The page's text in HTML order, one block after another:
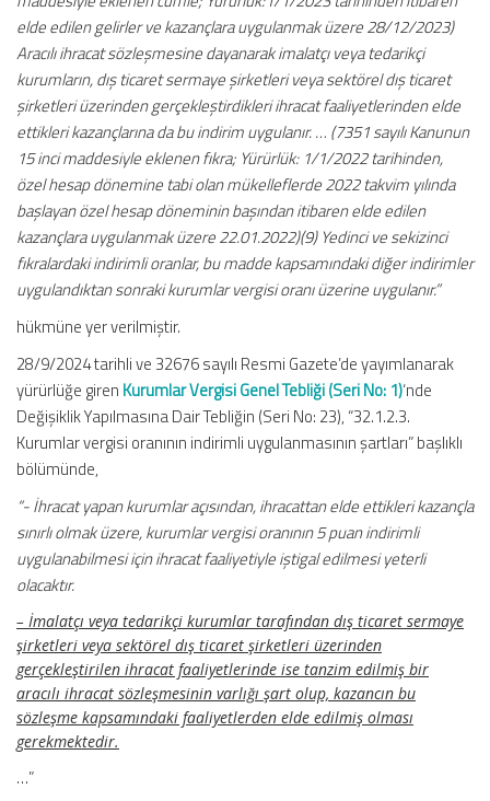
elde edilen gelirler ve kazançlara uygulanmak üzere 28/12/2023)
Aracılı ihracat sözleşmesine dayanarak imalatçı veya tedarikçi
kurumların, dış ticaret sermaye şirketleri veya sektörel dış ticaret
şirketleri üzerinden gerçekleştirdikleri ihracat faaliyetlerinden elde
ettikleri kazançlarına da bu indirim uygulanır. … (7351 sayılı Kanunun
15 inci maddesiyle eklenen fıkra; Yürürlük: 1/1/2022 tarihinden,
özel hesap dönemine tabi olan mükelleflerde 2022 takvim yılında
başlayan özel hesap döneminin başından itibaren elde edilen
kazançlara uygulanmak üzere 22.01.2022)(9) Yedinci ve sekizinci
fıkralardaki indirimli oranlar, bu madde kapsamındaki diğer indirimler
uygulandıktan sonraki kurumlar vergisi oranı üzerine uygulanır.”
hükmüne yer verilmiştir.
28/9/2024 tarihli ve 32676 sayılı Resmi Gazete’de yayımlanarak
yürürlüğe giren Kurumlar Vergisi Genel Tebliği (Seri No: 1)‘nde
Değişiklik Yapılmasına Dair Tebliğin (Seri No: 23), “32.1.2.3.
Kurumlar vergisi oranının indirimli uygulanmasının şartları” başlıklı
bölümünde,
“- İhracat yapan kurumlar açısından, ihracattan elde ettikleri kazançla
sınırlı olmak üzere, kurumlar vergisi oranının 5 puan indirimli
uygulanabilmesi için ihracat faaliyetiyle iştigal edilmesi yeterli
olacaktır.
– İmalatçı veya tedarikçi kurumlar tarafından dış ticaret sermaye
şirketleri veya sektörel dış ticaret şirketleri üzerinden
gerçekleştirilen ihracat faaliyetlerinde ise tanzim edilmiş bir
aracılı ihracat sözleşmesinin varlığı şart olup, kazancın bu
sözleşme kapsamındaki faaliyetlerden elde edilmiş olması
gerekmektedir.
…”